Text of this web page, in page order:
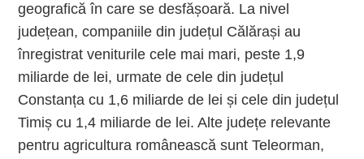
geografică în care se desfășoară. La nivel
județean, companiile din județul Călărași au
înregistrat veniturile cele mai mari, peste 1,9
miliarde de lei, urmate de cele din județul
Constanța cu 1,6 miliarde de lei și cele din județul
Timiș cu 1,4 miliarde de lei. Alte județe relevante
pentru agricultura românească sunt Teleorman,